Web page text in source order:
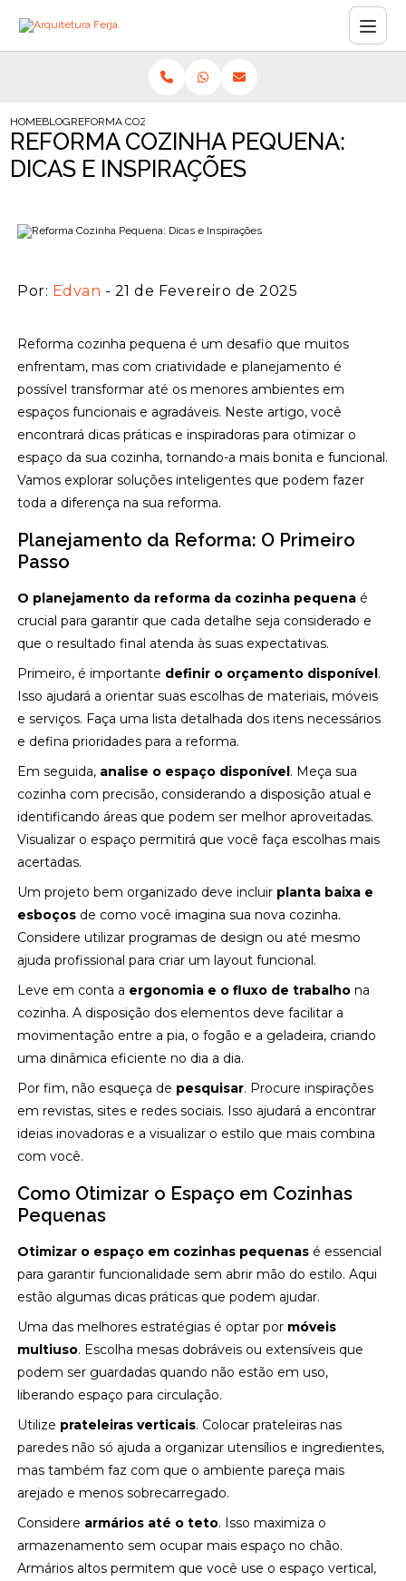
HOMEBLOGREFORMA COZINHA PEQUENA: DICAS E INSPIRAÇÕES
REFORMA COZINHA PEQUENA:
DICAS E INSPIRAÇÕES
Por: Edvan - 21 de Fevereiro de 2025
Reforma cozinha pequena é um desafio que muitos
enfrentam, mas com criatividade e planejamento é
possível transformar até os menores ambientes em
espaços funcionais e agradáveis. Neste artigo, você
encontrará dicas práticas e inspiradoras para otimizar o
espaço da sua cozinha, tornando-a mais bonita e funcional.
Vamos explorar soluções inteligentes que podem fazer
toda a diferença na sua reforma.
Planejamento da Reforma: O Primeiro
Passo
O planejamento da reforma da cozinha pequena é
crucial para garantir que cada detalhe seja considerado e
que o resultado final atenda às suas expectativas.
Primeiro, é importante definir o orçamento disponível.
Isso ajudará a orientar suas escolhas de materiais, móveis
e serviços. Faça uma lista detalhada dos itens necessários
e defina prioridades para a reforma.
Em seguida, analise o espaço disponível. Meça sua
cozinha com precisão, considerando a disposição atual e
identificando áreas que podem ser melhor aproveitadas.
Visualizar o espaço permitirá que você faça escolhas mais
acertadas.
Um projeto bem organizado deve incluir planta baixa e
esboços de como você imagina sua nova cozinha.
Considere utilizar programas de design ou até mesmo
ajuda profissional para criar um layout funcional.
Leve em conta a ergonomia e o fluxo de trabalho na
cozinha. A disposição dos elementos deve facilitar a
movimentação entre a pia, o fogão e a geladeira, criando
uma dinâmica eficiente no dia a dia.
Por fim, não esqueça de pesquisar. Procure inspirações
em revistas, sites e redes sociais. Isso ajudará a encontrar
ideias inovadoras e a visualizar o estilo que mais combina
com você.
Como Otimizar o Espaço em Cozinhas
Pequenas
Otimizar o espaço em cozinhas pequenas é essencial
para garantir funcionalidade sem abrir mão do estilo. Aqui
estão algumas dicas práticas que podem ajudar.
Uma das melhores estratégias é optar por móveis
multiuso. Escolha mesas dobráveis ou extensíveis que
podem ser guardadas quando não estão em uso,
liberando espaço para circulação.
Utilize prateleiras verticais. Colocar prateleiras nas
paredes não só ajuda a organizar utensílios e ingredientes,
mas também faz com que o ambiente pareça mais
arejado e menos sobrecarregado.
Considere armários até o teto. Isso maximiza o
armazenamento sem ocupar mais espaço no chão.
Armários altos permitem que você use o espaço vertical,